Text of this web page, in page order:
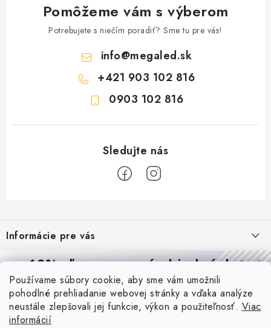
Používame súbory cookie, aby sme vám umožnili
pohodlné prehliadanie webovej stránky a vďaka analýze
neustále zlepšovali jej funkcie, výkon a použiteľnosť. Viac
informácií
Pomôžeme vám s výberom
Potrebujete s niečím poradiť? Sme tu pre vás!
info@megaled.sk
+421 903 102 816
0903 102 816
p
ä
Informácie pre vás
Reklamácie a formulár na odstúpenie od zmluvy
Obchodné podmienky
Podmienky ochrany osobných údajov
Blog
PIR vs. mikrovlnný senzor: ktorý je lepší a kedy ho použiť? +
10% zľavana prvú objednávku
Prihláste sa azískajtezľavu aj praktické tipy,vďaka ktorým
budete svietiť lepšie a platiť menej.